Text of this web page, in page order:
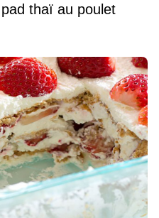
thaï au poulet